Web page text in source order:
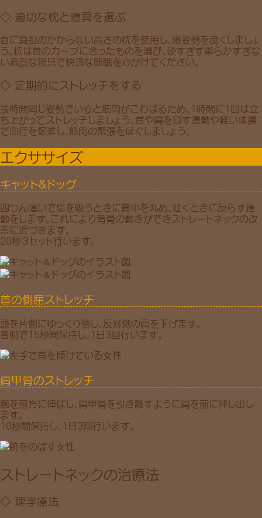
◇ 適切な枕と寝具を選ぶ
首に負担のかからない高さの枕を使用し、寝姿勢を良くしましょ
う。枕は首のカーブに合ったものを選び、 硬すぎず柔らかすぎな
い適度な寝具で快適な睡眠を心がけてください。
◇ 定期的にストレッチをする
長時間同じ姿勢でいると筋肉がこわばるため、 1時間に1回は立
ち上がってストレッチしましょう。首や肩を回す運動や軽い体操
で血行を促進し、筋肉の緊張をほぐしましょう。
エクササイズ
キャット&ドッグ
四つん這いで息を吸うときに背中を丸め、吐くときに反らす運
動をします。これにより背骨の動きができストレートネックの改
善に近づきます。
20秒３セット行います。
首の側屈ストレッチ
頭を片側にゆっくり倒し、反対側の肩を下げます。
各側で15秒間保持し、1日3回行います。
肩甲骨のストレッチ
腕を前方に伸ばし、肩甲骨を引き離すように肩を前に押し出し
ます。
10秒間保持し、1日3回行います。
ストレートネックの治療法
◇ 理学療法